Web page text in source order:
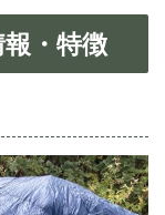
・特徴